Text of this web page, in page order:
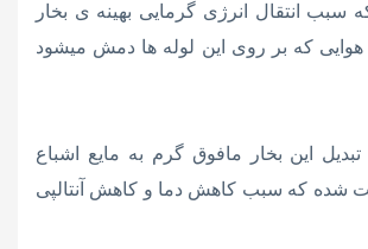
سبب انتقال انرژی گرمایی بهینه ی بخار
هوایی که بر روی این لوله ها دمش میشود
تبدیل این بخار مافوق گرم به مایع اشباع
شده که سبب کاهش دما و کاهش آنتالپی